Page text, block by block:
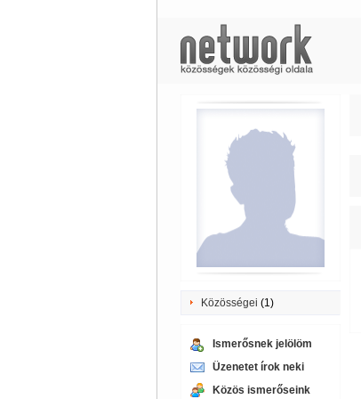
Közösségei (1)
Ismerősnek jelölöm
Üzenetet írok neki
Közös ismerőseink